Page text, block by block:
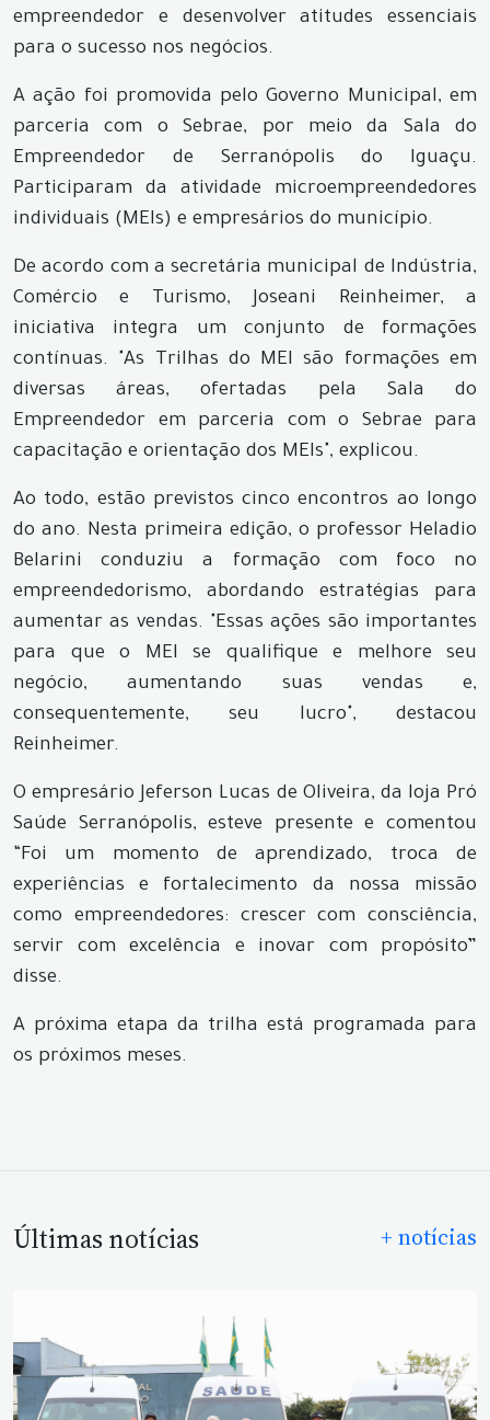
empreendedor e desenvolver atitudes essenciais
para o sucesso nos negócios.
A ação foi promovida pelo Governo Municipal, em
parceria com o Sebrae, por meio da Sala do
Empreendedor de Serranópolis do Iguaçu.
Participaram da atividade microempreendedores
individuais (MEIs) e empresários do município.
De acordo com a secretária municipal de Indústria,
Comércio e Turismo, Joseani Reinheimer, a
iniciativa integra um conjunto de formações
contínuas. "As Trilhas do MEI são formações em
diversas áreas, ofertadas pela Sala do
Empreendedor em parceria com o Sebrae para
capacitação e orientação dos MEIs", explicou.
Ao todo, estão previstos cinco encontros ao longo
do ano. Nesta primeira edição, o professor Heladio
Belarini conduziu a formação com foco no
empreendedorismo, abordando estratégias para
aumentar as vendas. "Essas ações são importantes
para que o MEI se qualifique e melhore seu
negócio, aumentando suas vendas e,
consequentemente, seu lucro", destacou
Reinheimer.
O empresário Jeferson Lucas de Oliveira, da loja Pró
Saúde Serranópolis, esteve presente e comentou
“Foi um momento de aprendizado, troca de
experiências e fortalecimento da nossa missão
como empreendedores: crescer com consciência,
servir com excelência e inovar com propósito”
disse.
A próxima etapa da trilha está programada para
os próximos meses.
Últimas notícias + notícias